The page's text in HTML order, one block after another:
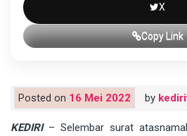
X
Copy Link
Posted on 16 Mei 2022 by
KEDIRI– Selembar surat